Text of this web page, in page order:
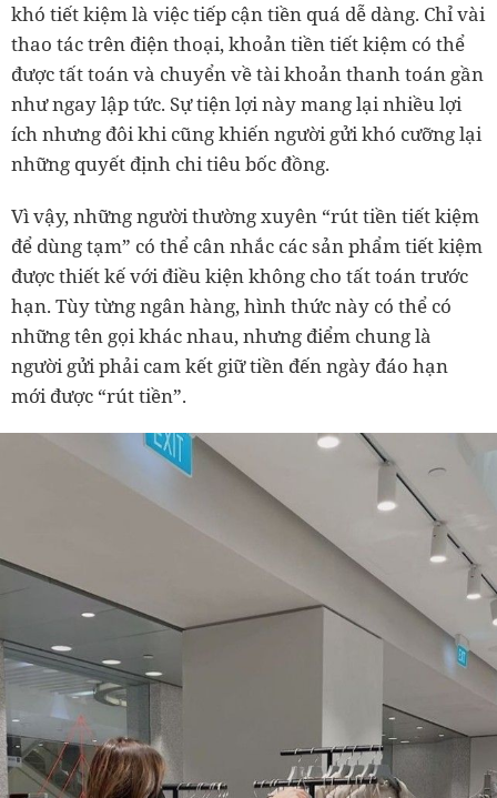
khó tiết kiệm là việc tiếp cận tiền quá dễ dàng. Chỉ vài
thao tác trên điện thoại, khoản tiền tiết kiệm có thể
được tất toán và chuyển về tài khoản thanh toán gần
như ngay lập tức. Sự tiện lợi này mang lại nhiều lợi
ích nhưng đôi khi cũng khiến người gửi khó cưỡng lại
những quyết định chi tiêu bốc đồng.
Vì vậy, những người thường xuyên “rút tiền tiết kiệm
để dùng tạm” có thể cân nhắc các sản phẩm tiết kiệm
được thiết kế với điều kiện không cho tất toán trước
hạn. Tùy từng ngân hàng, hình thức này có thể có
những tên gọi khác nhau, nhưng điểm chung là
người gửi phải cam kết giữ tiền đến ngày đáo hạn
mới được “rút tiền”.